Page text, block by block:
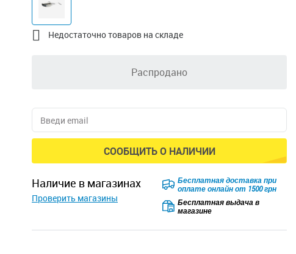
 Недостаточно товаров на складе
Распродано
СООБЩИТЬ О НАЛИЧИИ
наличие в магазинах
Проверить магазины
Бесплатная доставка при
оплате онлайн от 1500 грн
Бесплатная выдача в
магазине